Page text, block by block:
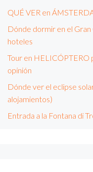
QUÉ VER en
Dónde dormir en el
hoteles
Tour en HELICÓPTERO
opinión
Dónde ver el eclipse
alojamientos)
Entrada a la Fontana di